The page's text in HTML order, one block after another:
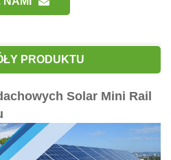
PRODUKTU
Solar Mini Rail